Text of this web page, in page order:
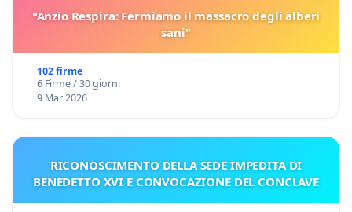
"Anzio Respira: Fermiamo il massacro degli alberi
sani"
102 firme
6 Firme / 30 giorni
9 Mar 2026
RICONOSCIMENTO DELLA SEDE IMPEDITA DI
BENEDETTO XVI E CONVOCAZIONE DEL CONCLAVE